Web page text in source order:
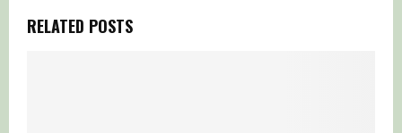
RELATED POSTS